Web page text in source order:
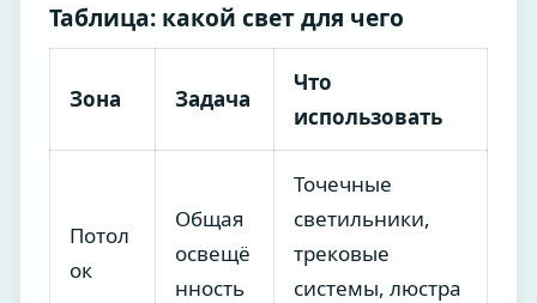
Таблица: какой свет для чего
Зона Задача
Что
использовать
Потол
ок
Общая
освещё
нность
Точечные
светильники,
трековые
системы, люстра